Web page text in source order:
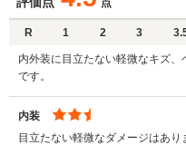
点
R 1 2 3
内外装に目立たない軽微なキズ
です。
内装
目立たない軽微なダメージはあり